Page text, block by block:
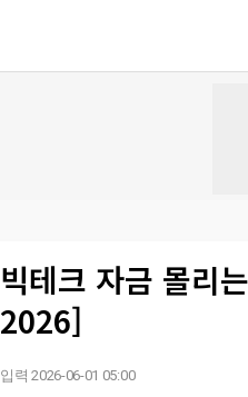
빅테크 자금 몰리
2026]
입력 2026-06-01 05:00